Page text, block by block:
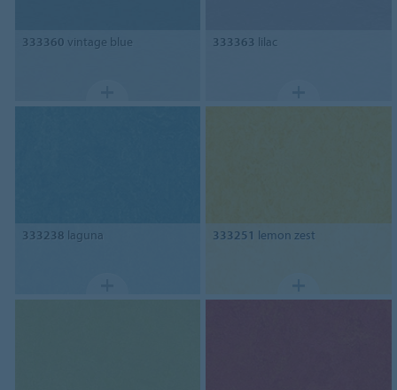
333360 vintage blue 333363 lilac
333238 laguna 333251 lemon zest